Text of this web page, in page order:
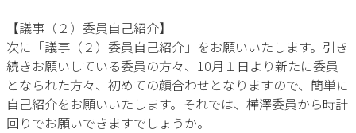
【議事（２）委員自己紹介】
次に「議事（２）委員自己紹介」をお願いいたします。引き
続きお願いしている委員の方々、10月１日より新たに委員
となられた方々、初めての顔合わせとなりますので、簡単に
自己紹介をお願いいたします。それでは、樺澤委員から時計
回りでお願いできますでしょうか。